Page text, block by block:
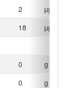
2
µg
18
µg
0
g
0
g